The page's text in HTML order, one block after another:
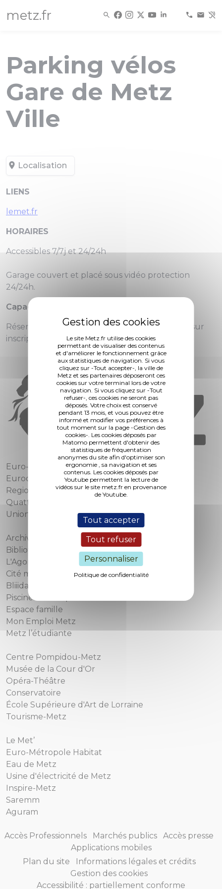
Le site Metz.fr utilise des cookies
permettant de visualiser des contenus
et d'améliorer le fonctionnement grâce
aux statistiques de navigation. Si vous
cliquez sur -Tout accepter-, la ville de
Metz et ses partenaires déposeront ces
cookies sur votre terminal lors de votre
navigation. Si vous cliquez sur -Tout
refuser-, ces cookies ne seront pas
déposés. Votre choix est conservé
pendant 13 mois, et vous pouvez être
informé et modifier vos préférences à
tout moment sur la page -Gestion des
cookies-. Les cookies déposés par
Matomo permettent d'obtenir des
statistiques de fréquentation
anonymes du site afin d'optimiser son
ergonomie , sa navigation et ses
contenus. Les cookies déposés par
Youtube permettent la lecture de
vidéos sur le site metz.fr en provenance
de Youtube.
Tout accepter
Tout refuser
Personnaliser
Politique de confidentialité
metz.fr
Parking vélos
Gare de Metz
Ville
Localisation
LIENS
lemet.fr
HORAIRES
Accessibles 7/7j et 24/24h
Garage couvert et placé sous vidéo protection
24/24h.
Capacité :
Réservé aux détenteurs de la Carte Simplicité, sur
inscription.
Euro-Métropole de Metz
Eurodépartement de Moselle
Region Grand Est
Quattropole
Union européenne
Archives municipales
Bibliothèques-Médiathèques de Metz
L'Agora
Cité musicale
Bliiida
Piscines municipales
Espace famille
Mon Emploi Metz
Metz l’étudiante
Centre Pompidou-Metz
Musée de la Cour d'Or
Opéra-Théâtre
Conservatoire
École Supérieure d'Art de Lorraine
Tourisme-Metz
Le Met’
Euro-Métropole Habitat
Eau de Metz
Usine d'électricité de Metz
Inspire-Metz
Saremm
Aguram
Accès Professionnels Marchés publics
Accès presse
Applications mobiles
Plan du site
Informations légales et crédits
Gestion des cookies
Accessibilité : partiellement conforme